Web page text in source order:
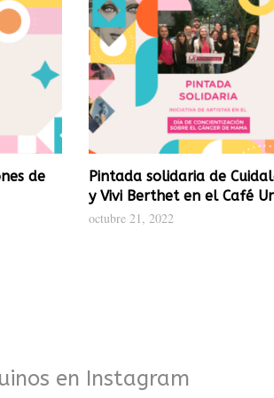
de
Pintada solidaria de
y Vivi Berthet en el Café
octubre 21, 2022
en Instagram